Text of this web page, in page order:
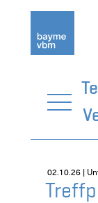
02.10.26 |